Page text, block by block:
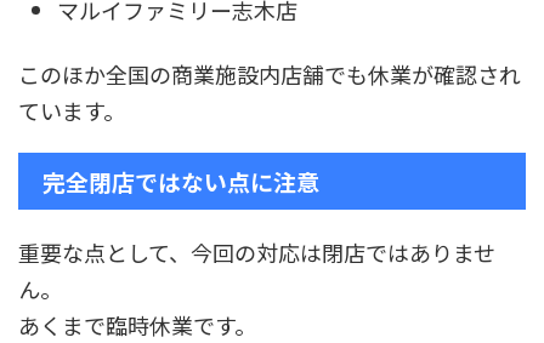
マルイファミリー志木店
このほか全国の商業施設内店舗でも休業が確認され
ています。
完全閉店ではない点に注意
重要な点として、今回の対応は閉店ではありませ
ん。
あくまで臨時休業です。